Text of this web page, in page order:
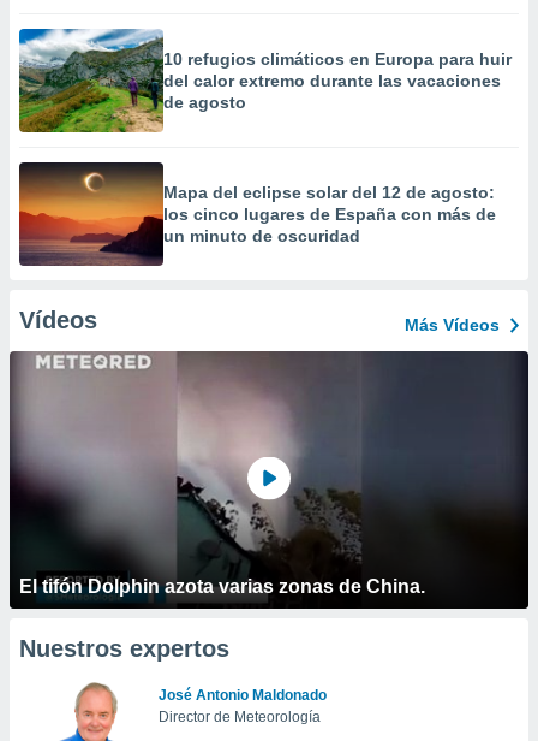
10 refugios climáticos en Europa para huir
del calor extremo durante las vacaciones
de agosto
Mapa del eclipse solar del 12 de agosto:
los cinco lugares de España con más de
un minuto de oscuridad
Vídeos Más Vídeos
El tifón Dolphin azota varias zonas de China.
Nuestros expertos
José Antonio Maldonado
Director de Meteorología